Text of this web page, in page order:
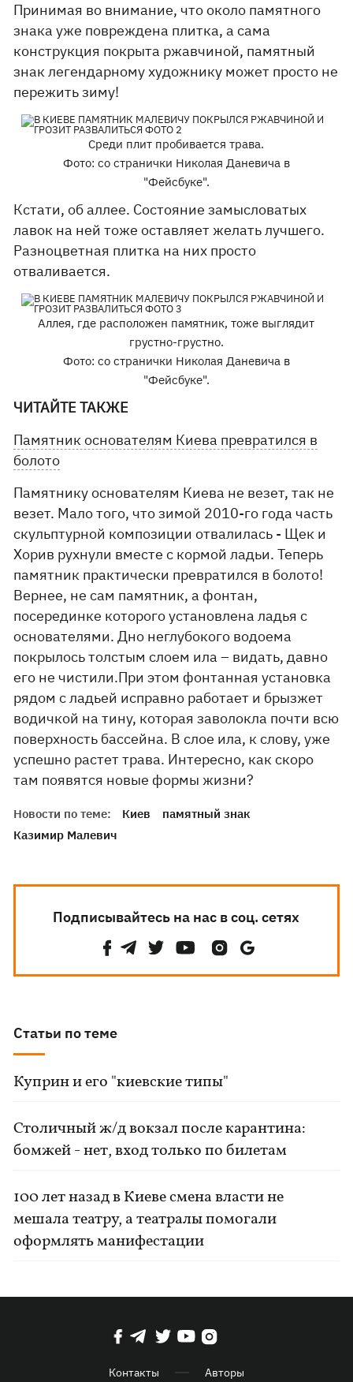
Принимая во внимание, что около памятного
знака уже повреждена плитка, а сама
конструкция покрыта ржавчиной, памятный
знак легендарному художнику может просто не
пережить зиму!
Среди плит пробивается трава.
Фото: со странички Николая Даневича в
"Фейсбуке".
Кстати, об аллее. Состояние замысловатых
лавок на ней тоже оставляет желать лучшего.
Разноцветная плитка на них просто
отваливается.
Аллея, где расположен памятник, тоже выглядит
грустно-грустно.
Фото: со странички Николая Даневича в
"Фейсбуке".
ЧИТАЙТЕ ТАКЖЕ
Памятник основателям Киева превратился в
болото
Памятнику основателям Киева не везет, так не
везет. Мало того, что зимой 2010-го года часть
скульптурной композиции отвалилась - Щек и
Хорив рухнули вместе с кормой ладьи. Теперь
памятник практически превратился в болото!
Вернее, не сам памятник, а фонтан,
посерединке которого установлена ладья с
основателями. Дно неглубокого водоема
покрылось толстым слоем ила – видать, давно
его не чистили.При этом фонтанная установка
рядом с ладьей исправно работает и брызжет
водичкой на тину, которая заволокла почти всю
поверхность бассейна. В слое ила, к слову, уже
успешно растет трава. Интересно, как скоро
там появятся новые формы жизни?
Новости по теме: Киев
памятный знак
Казимир Малевич
Подписывайтесь на нас в соц. сетях
Статьи по теме
Куприн и его "киевские типы"
Столичный ж/д вокзал после карантина:
бомжей - нет, вход только по билетам
100 лет назад в Киеве смена власти не
мешала театру, а театралы помогали
оформлять манифестации
Контакты Авторы